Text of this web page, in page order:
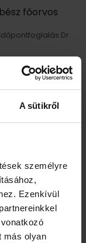
A sütikről
személyre
Ezenkívül
más olyan
főorvos
Dr.